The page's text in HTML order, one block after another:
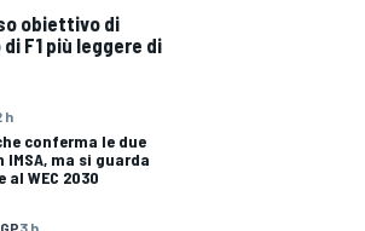
obiettivo di
F1 più leggere di
h
conferma le due
IMSA, ma si guarda
al WEC 2030
3 h